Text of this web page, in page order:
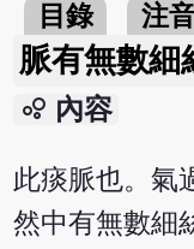
目錄 注
脈有無數細
bubble_chart 內容
此痰脈也。氣
然中有無數細